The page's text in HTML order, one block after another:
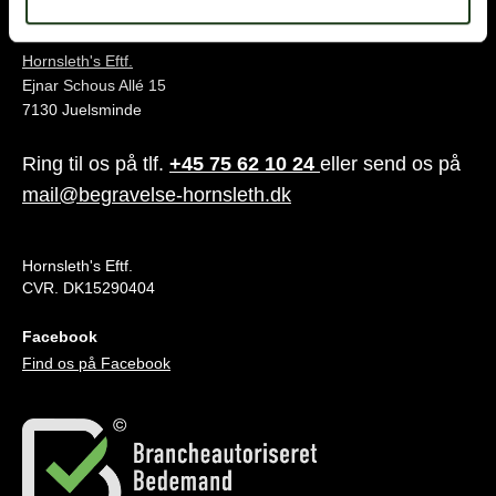
Hornsleth's Eftf.
Ejnar Schous Allé 15
7130 Juelsminde
Ring til os på tlf. +45 75 62 10 24 eller send os på
mail@begravelse-hornsleth.dk
Hornsleth's Eftf.
CVR. DK15290404
Facebook
Find os på Facebook